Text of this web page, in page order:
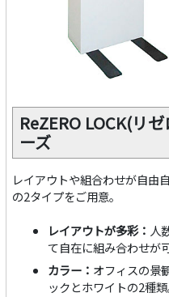
ReZERO LOCK(リ
ーズ
レイアウトや組合わせが自由
の2タイプをご用意。
レイアウトが多彩： 人
て自在に組み合わせが
カラー： オフィスの景
ックとホワイトの2種類